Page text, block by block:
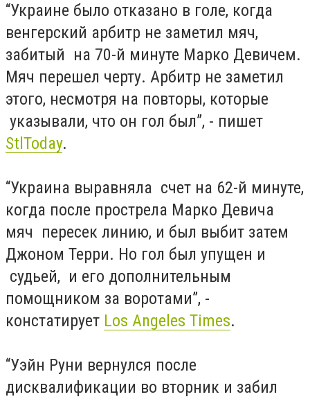
“Украине было отказано в голе, когда
венгерский арбитр не заметил мяч,
забитый на 70-й минуте Марко Девичем.
Мяч перешел черту. Арбитр не заметил
этого, несмотря на повторы, которые
указывали, что он гол был”, - пишет
StlToday.
“Украина выравняла счет на 62-й минуте,
когда после прострела Марко Девича
мяч пересек линию, и был выбит затем
Джоном Терри. Но гол был упущен и
судьей, и его дополнительным
помощником за воротами”, -
констатирует Los Angeles Times.
“Уэйн Руни вернулся после
дисквалификации во вторник и забил